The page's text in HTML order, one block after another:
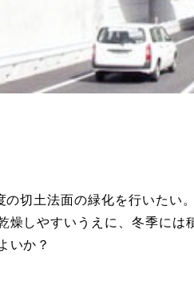
切土法面の緑化を行いたい。
燥しやすいうえに、冬季には
いか？